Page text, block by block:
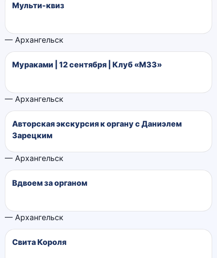
Мульти-квиз
— Архангельск
Мураками | 12 сентября | Клуб «М33»
— Архангельск
Авторская экскурсия к органу с Даниэлем
Зарецким
— Архангельск
Вдвоем за органом
— Архангельск
Свита Короля